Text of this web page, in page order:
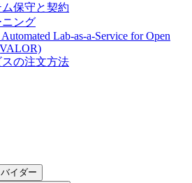
ム保守と契約
ニング
Lab-as-a-Service for Open
の注文方法
イダー